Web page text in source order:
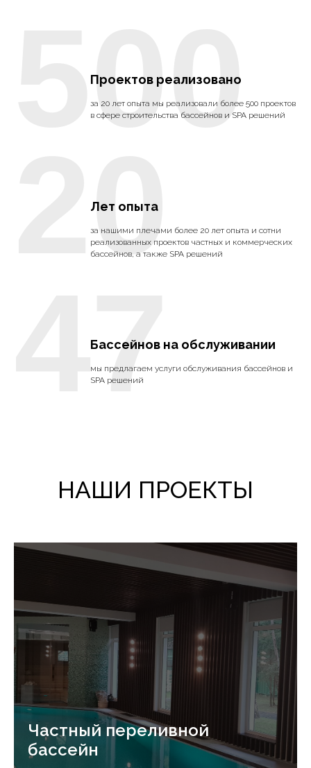
Проектов реализовано
за 20 лет опыта мы реализовали более 500 проектов
в сфере строительства бассейнов и SPA решений
500
Лет опыта
за нашими плечами более 20 лет опыта и сотни
реализованных проектов частных и коммерческих
бассейнов, а также SPA решений
20
Бассейнов на обслуживании
мы предлагаем услуги обслуживания бассейнов и
SPA решений
47
НАШИ ПРОЕКТЫ
Частный переливной
бассейн